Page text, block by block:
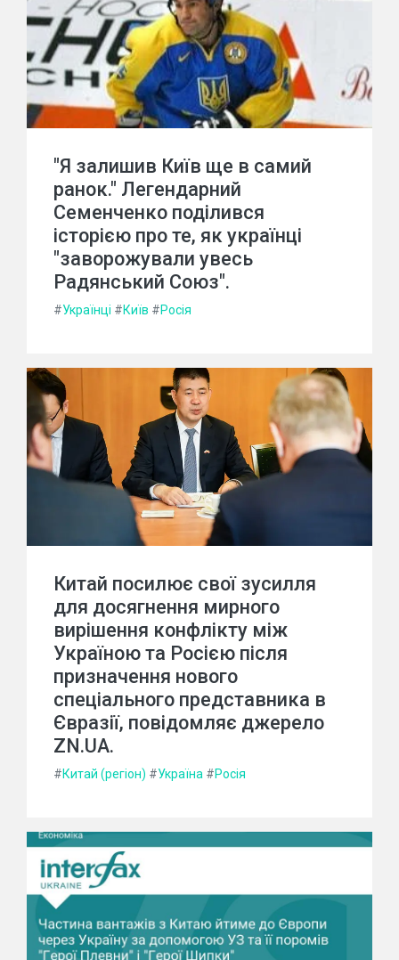
"Я залишив Київ ще в самий
ранок." Легендарний
Семенченко поділився
історією про те, як українці
"заворожували увесь
Радянський Союз".
#Українці #Київ #Росія
Китай посилює свої зусилля
для досягнення мирного
вирішення конфлікту між
Україною та Росією після
призначення нового
спеціального представника в
Євразії, повідомляє джерело
ZN.UA.
#Китай (регіон) #Україна #Росія